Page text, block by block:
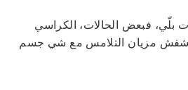
بلّي، فبعض الحالات، الكراسي
مزيان التلامس مع شي جسم